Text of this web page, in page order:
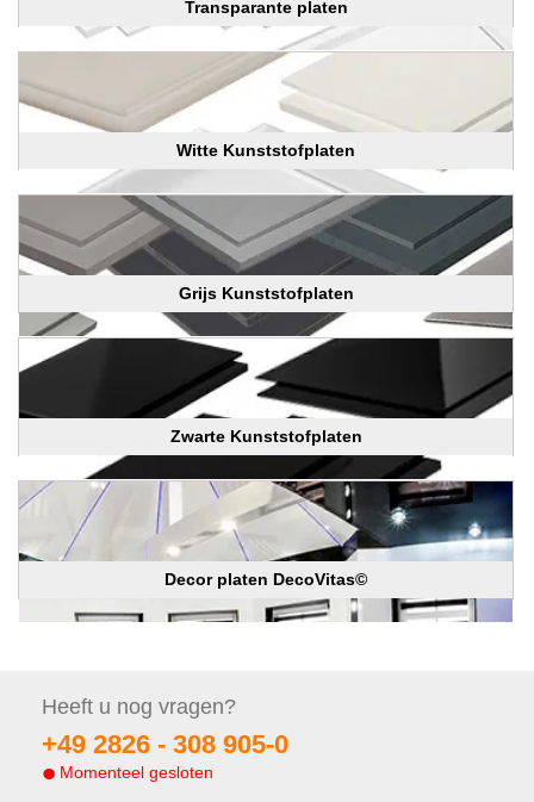
Transparante platen
Witte Kunststofplaten
Grijs Kunststofplaten
Zwarte Kunststofplaten
Decor platen DecoVitas©
Heeft u nog vragen?
+49 2826 - 308 905-0
Momenteel gesloten